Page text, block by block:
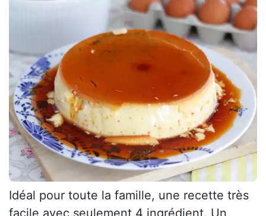
Idéal pour toute la famille, une recette très
facile avec seulement 4 ingrédient. Un